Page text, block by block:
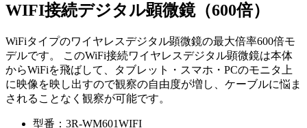
WIFI接続デジタル顕微鏡（600倍）
WiFiタイプのワイヤレスデジタル顕微鏡の最大倍率600倍モ
デルです。 このWiFi接続ワイヤレスデジタル顕微鏡は本体
からWiFiを飛ばして、タブレット・スマホ・PCのモニタ上
に映像を映し出すので観察の自由度が増し、ケーブルに悩ま
されることなく観察が可能です。
型番： 3R-WM601WIFI